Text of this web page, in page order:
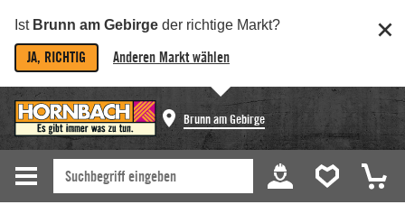
Ist Brunn am Gebirge der richtige Markt?
JA, RICHTIG Anderen Markt wählen
Brunn am Gebirge